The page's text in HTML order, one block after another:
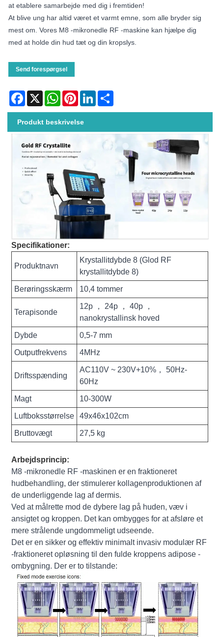
at etablere samarbejde med dig i fremtiden!
At blive ung har altid været et varmt emne, som alle bryder sig
mest om. Vores M8 -mikronedle RF -maskine kan hjælpe dig
med at holde din hud tæt og din kropslys.
Send forespørgsel
Facebook
X WhatsAppPinterestLinkedIn
Produkt beskrivelse
Specifikationer:
Produktnavn
Krystallitdybde 8 (Glod RF
krystallitdybde 8)
Berøringsskærm 10,4 tommer
Terapisonde
12p ， 24p ， 40p ，
nanokrystallinsk hoved
Dybde 0,5-7 mm
Outputfrekvens 4MHz
Driftsspænding
AC110V ~ 230V+10%， 50Hz-
60Hz
Magt 10-300W
Luftboksstørrelse 49x46x102cm
Bruttovægt 27,5 kg
Arbejdsprincip:
M8 -mikronedle RF -maskinen er en fraktioneret
hudbehandling, der stimulerer kollagenproduktionen af
de underliggende lag af dermis.
Ved at målrette mod de dybere lag på huden, væv i
ansigtet og kroppen. Det kan ombygges for at afsløre et
mere strålende ungdommeligt udseende.
Det er en sikker og effektiv minimalt invasiv modulær RF
-fraktioneret opløsning til den fulde kroppens adipose -
ombygning. Der er to tilstande: